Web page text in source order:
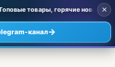
товары, горячие новинки
канал→
×